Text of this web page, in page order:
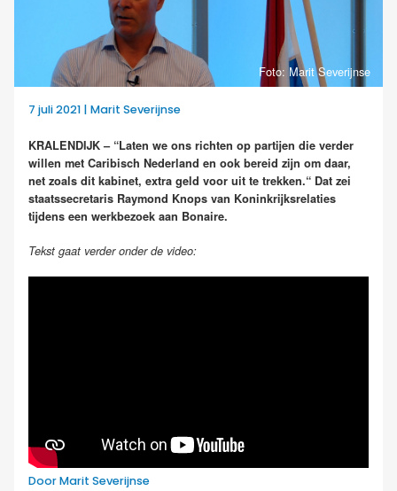
Foto: Marit Severijnse
7 juli 2021 | Marit Severijnse
KRALENDIJK – “Laten we ons richten op partijen die verder
willen met Caribisch Nederland en ook bereid zijn om daar,
net zoals dit kabinet, extra geld voor uit te trekken.“ Dat zei
staatssecretaris Raymond Knops van Koninkrijksrelaties
tijdens een werkbezoek aan Bonaire.
Tekst gaat verder onder de video:
Door Marit Severijnse